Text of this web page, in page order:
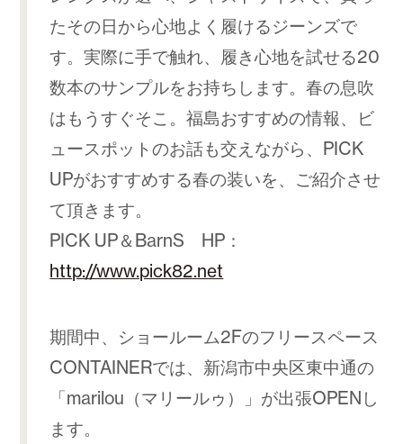
たその日から心地よく履けるジーンズで
す。実際に手で触れ、履き心地を試せる20
数本のサンプルをお持ちします。春の息吹
はもうすぐそこ。福島おすすめの情報、ビ
ュースポットのお話も交えながら、PICK
UPがおすすめする春の装いを、ご紹介させ
て頂きます。
PICK UP＆BarnS HP：
http://www.pick82.net
期間中、ショールーム2Fのフリースペース
CONTAINERでは、新潟市中央区東中通の
「marilou（マリールゥ）」が出張OPENし
ます。